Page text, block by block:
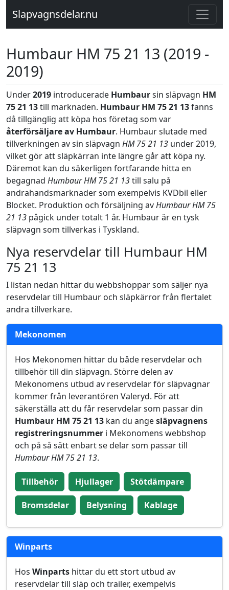
Slapvagnsdelar.nu
Humbaur HM 75 21 13 (2019 -
2019)
Under2019 introducerade Humbaursin släpvagn HM
75 21 13till marknaden. Humbaur HM 75 21 13fanns
då tillgänglig att köpa hos företag som var
återförsäljare av Humbaur. Humbaur slutade med
tillverkningen av sin släpvagn HM 75 21 13 under 2019,
vilket gör att släpkärran inte längre går att köpa ny.
Däremot kan du säkerligen fortfarande hitta en
begagnad Humbaur HM 75 21 13till salu på
andrahandsmarknader som exempelvis KVDbil eller
Blocket. Produktion och försäljning avHumbaur HM 75
21 13 pågick under totalt 1 år. Humbaur är en tysk
släpvagn som tillverkas i Tyskland.
Nya reservdelar till Humbaur HM
75 21 13
I listan nedan hittar du webbshoppar som säljer nya
reservdelar till Humbaur och släpkärror från flertalet
andra tillverkare.
Mekonomen
Hos Mekonomen hittar du både reservdelar och
tillbehör till din släpvagn. Större delen av
Mekonomens utbud av reservdelar för släpvagnar
kommer från leverantören Valeryd. För att
säkerställa att du får reservdelar som passar din
Humbaur HM 75 21 13 kan du angesläpvagnens
registreringsnummer i Mekonomens webbshop
och på så sätt enbart se delar som passar till
Humbaur HM 75 21 13.
Tillbehör Hjullager Stötdämpare
Bromsdelar Belysning Kablage
Winparts
Hos Winparts hittar du ett stort utbud av
reservdelar till släp och trailer, exempelvis